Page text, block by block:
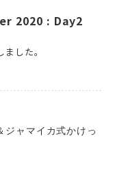
2020 : Day2
した。